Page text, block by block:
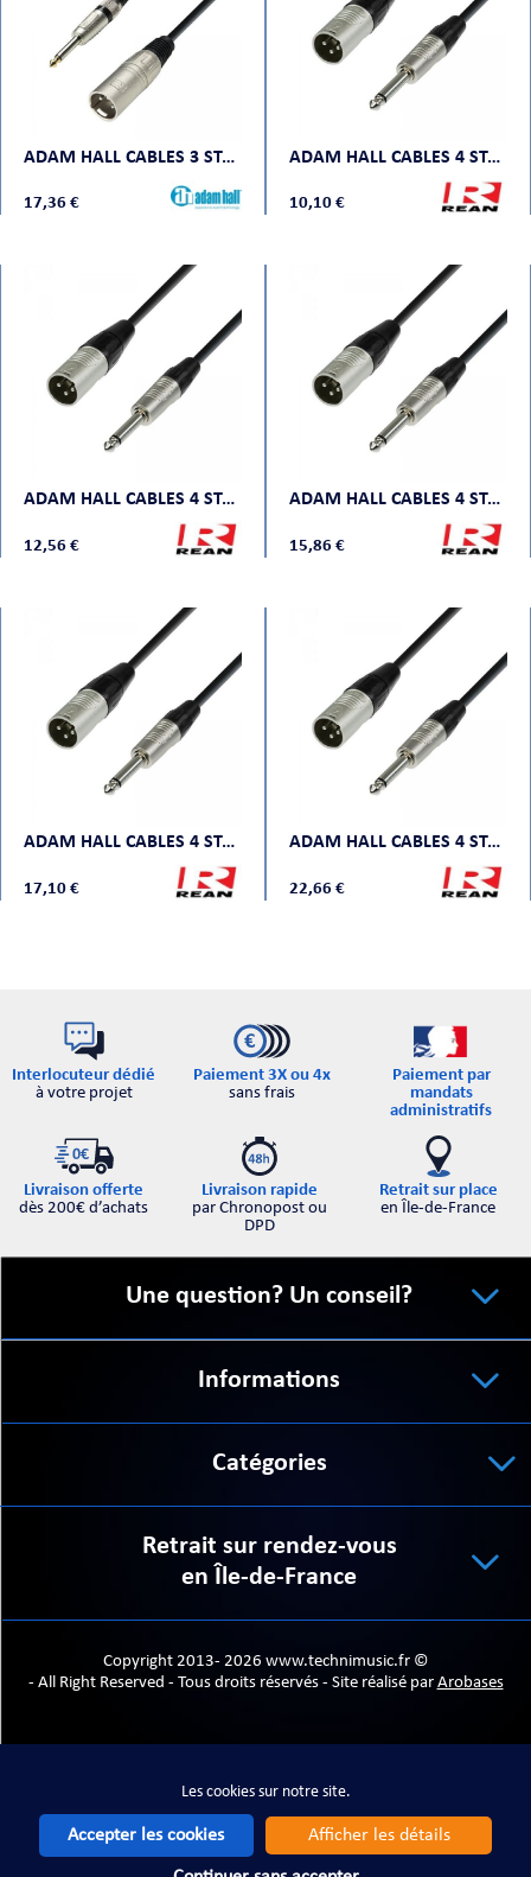
Les cookies sur notre site.
Accepter les cookies Afficher les détails
ADAM HALL CABLES 3 STAR MMP 1000
17,36 €
ADAM HALL CABLES 4 STAR MMP 0150
10,10 €
ADAM HALL CABLES 4 STAR MMP 0300
12,56 €
ADAM HALL CABLES 4 STAR MMP 0500
15,86 €
ADAM HALL CABLES 4 STAR MMP0 600
17,10 €
ADAM HALL CABLES 4 STAR MMP 1000
22,66 €
Interlocuteur dédié
à votre projet
Paiement 3X ou 4x
sans frais
Paiement par
mandats
administratifs
Livraison offerte
dès 200€ d’achats
Livraison rapide
par Chronopost ou
DPD
Retrait sur place
en Île-de-France
Une question? Un conseil?
Informations
Catégories
Retrait sur rendez-vous
en Île-de-France
Copyright 2013- 2026 www.technimusic.fr ©
- All Right Reserved - Tous droits réservés - Site réalisé par Arobases
Les cookies sur notre site.
Accepter les cookies Afficher les détails